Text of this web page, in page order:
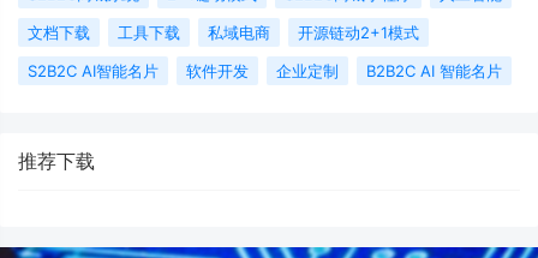
文档下载
工具下载 私域电商
开源链动2+1模式
S2B2C AI智能名片
软件开发 企业定制 B2B2C AI 智能名片
推荐下载